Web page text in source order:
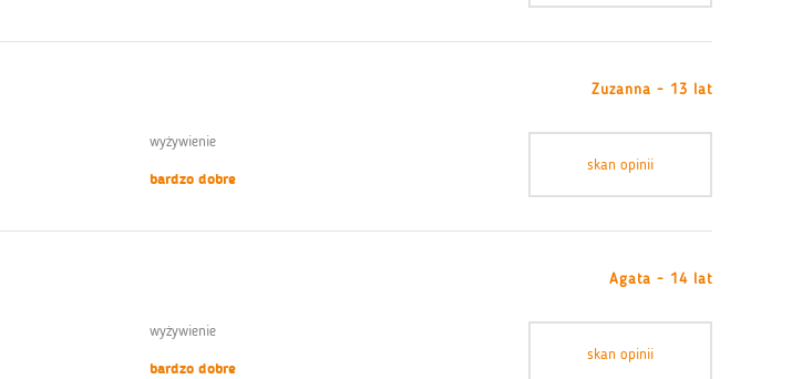
Zuzanna - 13 lat
wyżywienie
bardzo dobre
skan opinii
Agata - 14 lat
wyżywienie
bardzo dobre
skan opinii